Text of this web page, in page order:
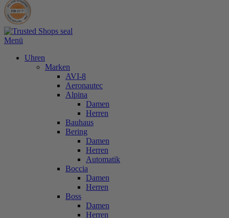
Menü
Uhren
Marken
AVI-8
Aeronautec
Alpina
Damen
Herren
Bauhaus
Bering
Damen
Herren
Automatik
Boccia
Damen
Herren
Boss
Damen
Herren